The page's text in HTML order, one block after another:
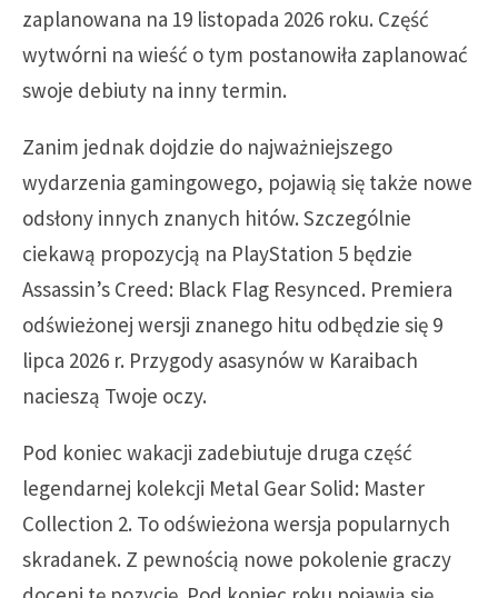
zaplanowana na 19 listopada 2026 roku. Część
wytwórni na wieść o tym postanowiła zaplanować
swoje debiuty na inny termin.
Zanim jednak dojdzie do najważniejszego
wydarzenia gamingowego, pojawią się także nowe
odsłony innych znanych hitów. Szczególnie
ciekawą propozycją na PlayStation 5 będzie
Assassin’s Creed: Black Flag Resynced. Premiera
odświeżonej wersji znanego hitu odbędzie się 9
lipca 2026 r. Przygody asasynów w Karaibach
nacieszą Twoje oczy.
Pod koniec wakacji zadebiutuje druga część
legendarnej kolekcji Metal Gear Solid: Master
Collection 2. To odświeżona wersja popularnych
skradanek. Z pewnością nowe pokolenie graczy